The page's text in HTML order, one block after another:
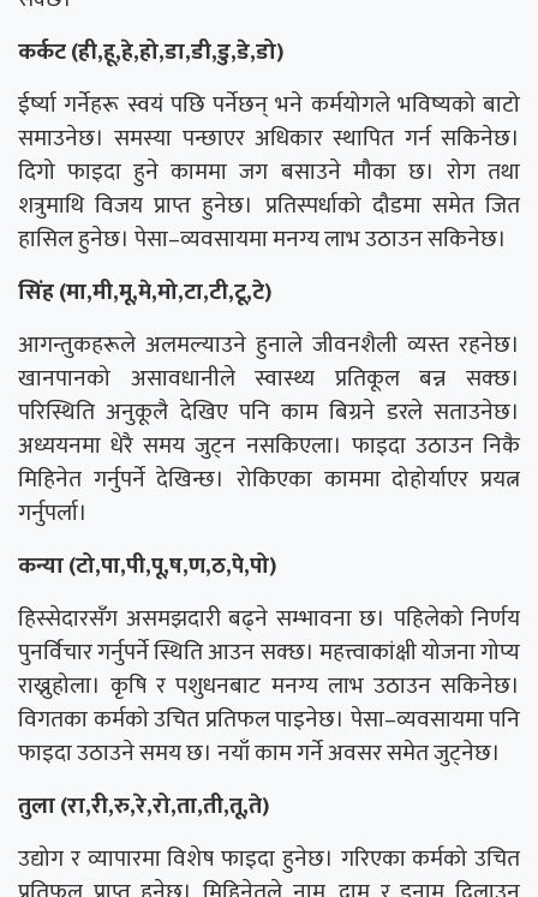
कर्कट (ही,हू,हे,हो,डा,डी,डु,डे,डो)
ईर्ष्या गर्नेहरू स्वयं पछि पर्नेछन् भने कर्मयोगले भविष्यको बाटो
समाउनेछ। समस्या पन्छाएर अधिकार स्थापित गर्न सकिनेछ।
दिगो फाइदा हुने काममा जग बसाउने मौका छ। रोग तथा
शत्रुमाथि विजय प्राप्त हुनेछ। प्रतिस्पर्धाको दौडमा समेत जित
हासिल हुनेछ। पेसा–व्यवसायमा मनग्य लाभ उठाउन सकिनेछ।
सिंह (मा,मी,मू,मे,मो,टा,टी,टू,टे)
आगन्तुकहरूले अलमल्याउने हुनाले जीवनशैली व्यस्त रहनेछ।
खानपानको असावधानीले स्वास्थ्य प्रतिकूल बन्न सक्छ।
परिस्थिति अनुकूलै देखिए पनि काम बिग्रने डरले सताउनेछ।
अध्ययनमा धेरै समय जुट्न नसकिएला। फाइदा उठाउन निकै
मिहिनेत गर्नुपर्ने देखिन्छ। रोकिएका काममा दोहोर्याएर प्रयत्न
गर्नुपर्ला।
कन्या (टो,पा,पी,पू,ष,ण,ठ,पे,पो)
हिस्सेदारसँग असमझदारी बढ्ने सम्भावना छ। पहिलेको निर्णय
पुनर्विचार गर्नुपर्ने स्थिति आउन सक्छ। महत्त्वाकांक्षी योजना गोप्य
राख्नुहोला। कृषि र पशुधनबाट मनग्य लाभ उठाउन सकिनेछ।
विगतका कर्मको उचित प्रतिफल पाइनेछ। पेसा–व्यवसायमा पनि
फाइदा उठाउने समय छ। नयाँ काम गर्ने अवसर समेत जुट्नेछ।
तुला (रा,री,रु,रे,रो,ता,ती,तू,ते)
उद्योग र व्यापारमा विशेष फाइदा हुनेछ। गरिएका कर्मको उचित